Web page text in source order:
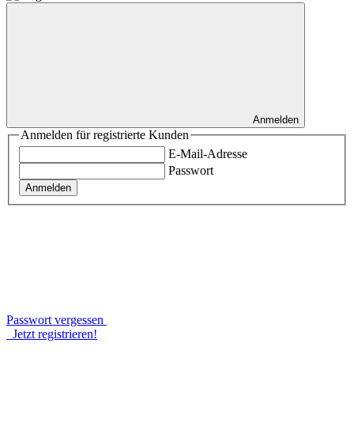
Anmelden
Anmelden für registrierte Kunden
E-Mail-Adresse
Passwort
Anmelden
Passwort vergessen
Jetzt registrieren!